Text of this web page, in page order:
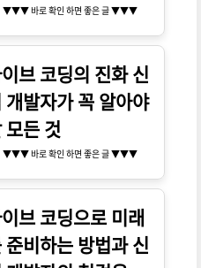
▼▼▼ 바로 확인 하면 좋은 글 ▼▼▼
브 코딩의 진화 신
개발자가 꼭 알아야
모든 것
▼▼▼ 바로 확인 하면 좋은 글 ▼▼▼
브 코딩으로 미래
준비하는 방법과 신